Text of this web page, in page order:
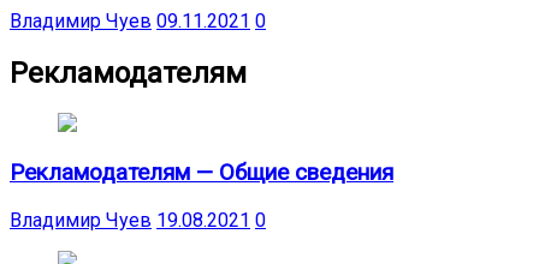
Владимир Чуев 09.11.2021 0
Рекламодателям
Рекламодателям — Общие сведения
Владимир Чуев 19.08.2021 0